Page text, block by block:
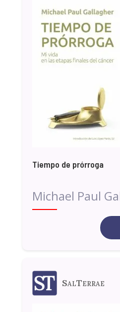
Tiempo de prórroga
Michael Paul
SalTerrae